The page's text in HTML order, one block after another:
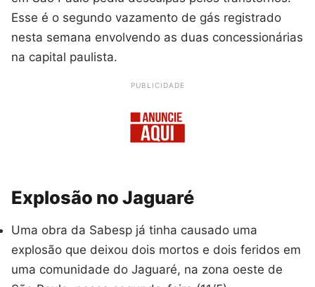
Esse é o segundo vazamento de gás registrado
nesta semana envolvendo as duas concessionárias
na capital paulista.
PUBLICIDADE
Explosão no Jaguaré
Uma obra da Sabesp já tinha causado uma
explosão que deixou dois mortos e dois feridos em
uma comunidade do Jaguaré, na zona oeste de